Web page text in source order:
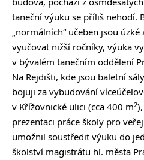
taneční výuku se příliš nehodí.
„normálních“ učeben jsou
vyučovat nižší ročníky, výuka
v bývalém tanečním oddělení
Na Rejdišti, kde jsou baletní
bojuji za vybudování
v Křížovnické ulici (cca 400 m2
prezentaci práce školy pro
umožnil soustředit výuku do
školství magistrátu hl. města